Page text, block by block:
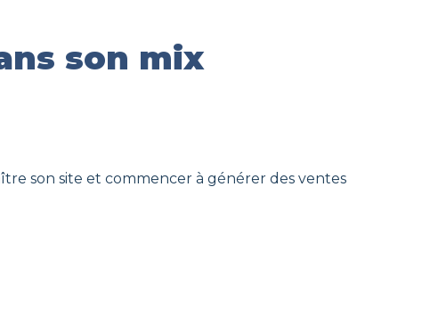
son mix
son site et commencer à générer des ventes